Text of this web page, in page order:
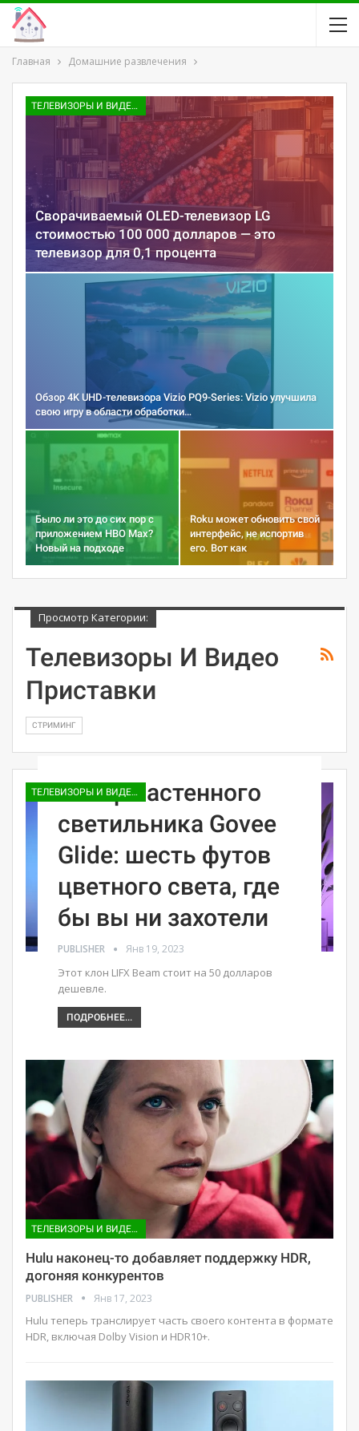
Главная Домашние развлечения
ТЕЛЕВИЗОРЫ И ВИДЕО ПРИСТАВКИ
Сворачиваемый OLED-телевизор LG
стоимостью 100 000 долларов — это
телевизор для 0,1 процента
Обзор 4K UHD-телевизора Vizio PQ9-Series: Vizio улучшила
свою игру в области обработки…
Было ли это до сих пор с
приложением HBO Max?
Новый на подходе
Roku может обновить свой
интерфейс, не испортив
его. Вот как
Просмотр Категории:
Телевизоры И Видео
Приставки
СТРИМИНГ
ТЕЛЕВИЗОРЫ И ВИДЕО ПРИСТАВКИ
Обзор настенного
светильника Govee
Glide: шесть футов
цветного света, где
бы вы ни захотели
PUBLISHER Янв 19, 2023
Этот клон LIFX Beam стоит на 50 долларов
дешевле.
ПОДРОБНЕЕ...
ТЕЛЕВИЗОРЫ И ВИДЕО ПРИСТАВКИ
Hulu наконец-то добавляет поддержку HDR,
догоняя конкурентов
PUBLISHER Янв 17, 2023
Hulu теперь транслирует часть своего контента в формате
HDR, включая Dolby Vision и HDR10+.